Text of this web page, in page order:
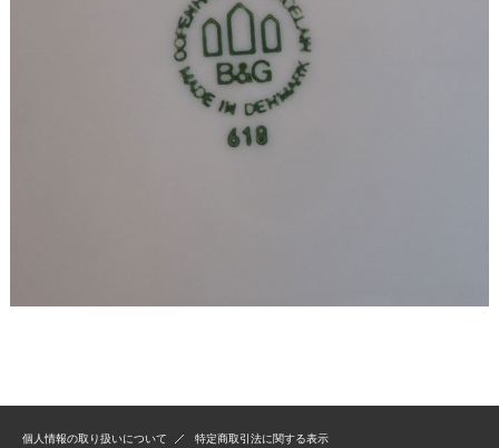
個人情報の取り扱いについて 特定商取引法に関する表示